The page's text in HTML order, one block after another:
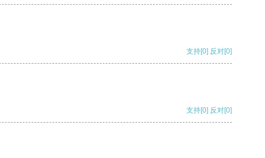
支持[0] 反对[0]
支持[0] 反对[0]